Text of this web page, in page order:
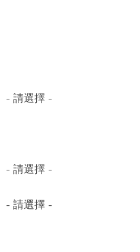
- 請選擇 -
- 請選擇 -
- 請選擇 -